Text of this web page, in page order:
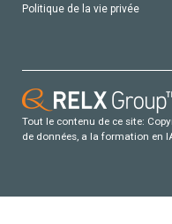
Politique de la vie privée
Tout le contenu de ce site:
de données, a la formation en